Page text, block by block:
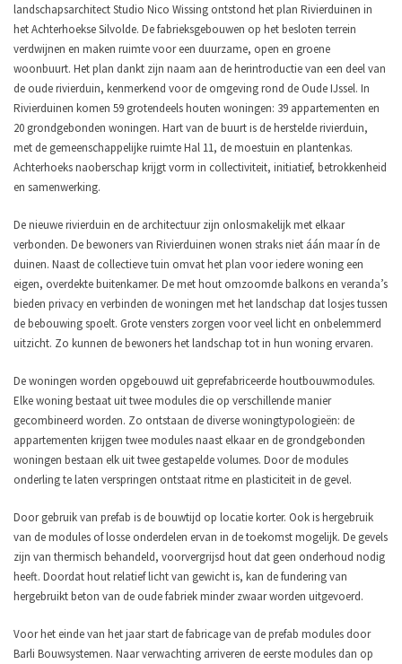
landschapsarchitect Studio Nico Wissing ontstond het plan Rivierduinen in
het Achterhoekse Silvolde. De fabrieksgebouwen op het besloten terrein
verdwijnen en maken ruimte voor een duurzame, open en groene
woonbuurt. Het plan dankt zijn naam aan de herintroductie van een deel van
de oude rivierduin, kenmerkend voor de omgeving rond de Oude IJssel. In
Rivierduinen komen 59 grotendeels houten woningen: 39 appartementen en
20 grondgebonden woningen. Hart van de buurt is de herstelde rivierduin,
met de gemeenschappelijke ruimte Hal 11, de moestuin en plantenkas.
Achterhoeks naoberschap krijgt vorm in collectiviteit, initiatief, betrokkenheid
en samenwerking.
De nieuwe rivierduin en de architectuur zijn onlosmakelijk met elkaar
verbonden. De bewoners van Rivierduinen wonen straks niet áán maar ín de
duinen. Naast de collectieve tuin omvat het plan voor iedere woning een
eigen, overdekte buitenkamer. De met hout omzoomde balkons en veranda’s
bieden privacy en verbinden de woningen met het landschap dat losjes tussen
de bebouwing spoelt. Grote vensters zorgen voor veel licht en onbelemmerd
uitzicht. Zo kunnen de bewoners het landschap tot in hun woning ervaren.
De woningen worden opgebouwd uit geprefabriceerde houtbouwmodules.
Elke woning bestaat uit twee modules die op verschillende manier
gecombineerd worden. Zo ontstaan de diverse woningtypologieën: de
appartementen krijgen twee modules naast elkaar en de grondgebonden
woningen bestaan elk uit twee gestapelde volumes. Door de modules
onderling te laten verspringen ontstaat ritme en plasticiteit in de gevel.
Door gebruik van prefab is de bouwtijd op locatie korter. Ook is hergebruik
van de modules of losse onderdelen ervan in de toekomst mogelijk. De gevels
zijn van thermisch behandeld, voorvergrijsd hout dat geen onderhoud nodig
heeft. Doordat hout relatief licht van gewicht is, kan de fundering van
hergebruikt beton van de oude fabriek minder zwaar worden uitgevoerd.
Voor het einde van het jaar start de fabricage van de prefab modules door
Barli Bouwsystemen. Naar verwachting arriveren de eerste modules dan op